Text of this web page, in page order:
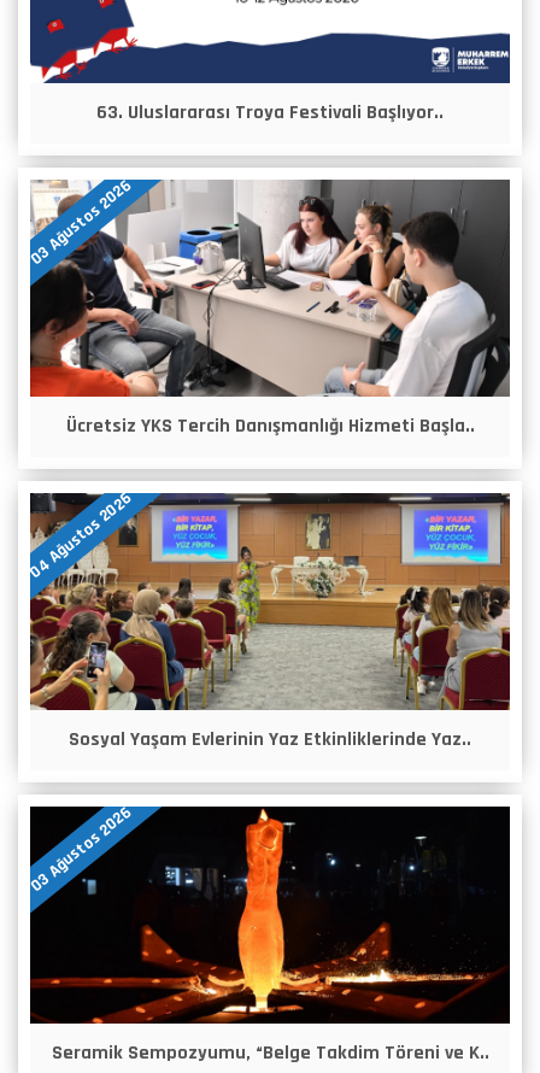
63. Uluslararası Troya Festivali Başlıyor..
03 Ağustos 2026
Ücretsiz YKS Tercih Danışmanlığı Hizmeti Başla..
04 Ağustos 2026
Sosyal Yaşam Evlerinin Yaz Etkinliklerinde Yaz..
03 Ağustos 2026
Seramik Sempozyumu, “Belge Takdim Töreni ve K..